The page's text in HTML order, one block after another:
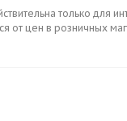
только для
от цен в розничных